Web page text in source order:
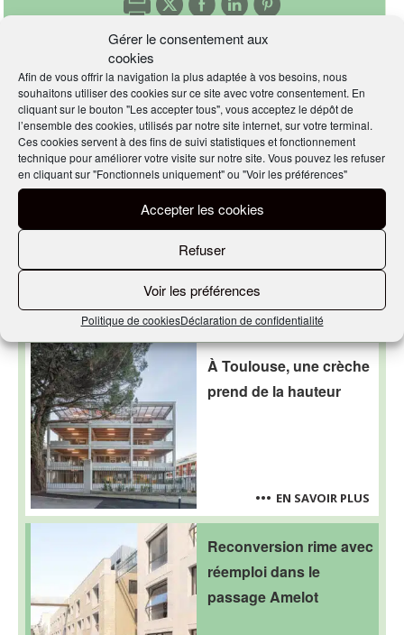
Gérer le consentement aux
cookies
Afin de vous offrir la navigation la plus adaptée à vos besoins, nous
souhaitons utiliser des cookies sur ce site avec votre consentement. En
cliquant sur le bouton "Les accepter tous", vous acceptez le dépôt de
l’ensemble des cookies, utilisés par notre site internet, sur votre terminal.
Ces cookies servent à des fins de suivi statistiques et fonctionnement
technique pour améliorer votre visite sur notre site. Vous pouvez les refuser
en cliquant sur "Fonctionnels uniquement" ou "Voir les préférences"
Accepter les cookies
Refuser
Voir les préférences
Politique de cookiesDéclaration de confidentialité
Nos derniers articles
Réinvention perpétuelle
pour l’ancienne usine
Cointreau
EN SAVOIR PLUS
À Toulouse, une crèche
prend de la hauteur
EN SAVOIR PLUS
Reconversion rime avec
réemploi dans le
passage Amelot